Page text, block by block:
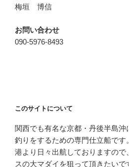
梅垣 博信
お問い合わせ
090-5976-8493
このサイトについて
関西でも有名な京都・丹後半島沖
釣りをするための専門仕立船です
港より日々出航しておりますので
スの大マダイを狙って頂きたい